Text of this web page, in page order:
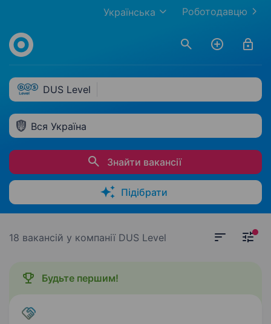
Роботодавцю
Українська
DUS Level
Вся Україна
Знайти вакансії
Підібрати
18 вакансій у компанії DUS Level
Будьте першим!